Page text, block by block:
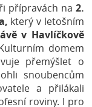
přípravách na 2.
který v letošním
v Havlíčkově
domem
přemýšlet o
snoubencům
a přilákali
roviny. I pro